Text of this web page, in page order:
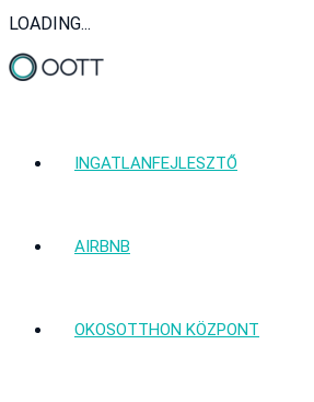
LOADING...
INGATLANFEJLESZTŐ
AIRBNB
OKOSOTTHON KÖZPONT